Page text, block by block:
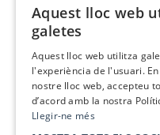
Aquest lloc web
galetes
Aquest lloc web utilitza
l'experiència de l'usuari.
nostre lloc web, accepteu
d’acord amb la nostra
Llegir-ne més